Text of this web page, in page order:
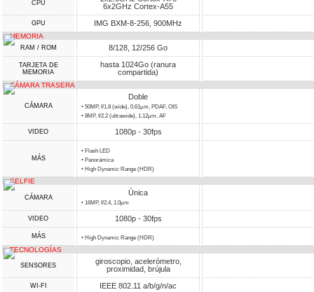
CPU
6x2GHz Cortex-A55
GPU IMG BXM-8-256, 900MHz
MEMORIA
RAM / ROM 8/128, 12/256 Go
TARJETA DE
MEMORIA
hasta 1024Go (ranura
compartida)
CÁMARA TRASERA
CÁMARA
Doble
• 50MP, f/1.8 (wide), 0.61µm, PDAF, OIS
• 8MP, f/2.2 (ultrawide), 1.12µm, AF
VIDEO 1080p - 30fps
MÁS
• Flash LED
• Panorámica
• High Dynamic Range (HDR)
SELFIE
CÁMARA
Única
• 16MP, f/2.4, 1.0µm
VIDEO 1080p - 30fps
MÁS • High Dynamic Range (HDR)
TECNOLOGÍAS
SENSORES
giroscopio, acelerómetro,
proximidad, brújula
WI-FI IEEE 802.11 a/b/g/n/ac